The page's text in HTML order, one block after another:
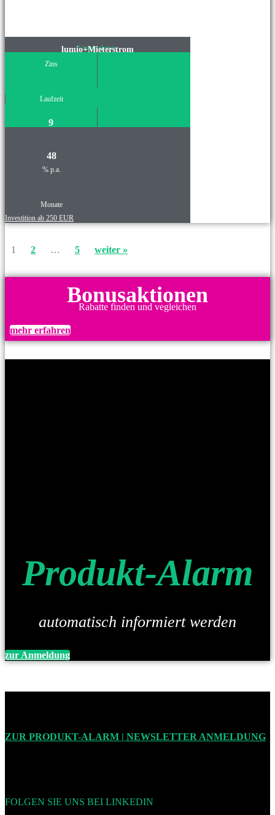
Unternehmen
lumio+Mieterstrom
Zins
Laufzeit
9
48
% p.a.
Monate
Investition ab 250 EUR
1 2 … 5 weiter »
Bonusaktionen
Rabatte finden und vegleichen
mehr erfahren
Produkt-Alarm
automatisch informiert werden
zur Anmeldung
ZUR PRODUKT-ALARM | NEWSLETTER ANMELDUNG
FOLGEN SIE UNS BEI LINKEDIN